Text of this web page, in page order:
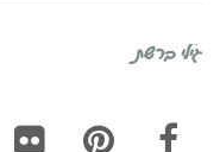
גילי ברשת